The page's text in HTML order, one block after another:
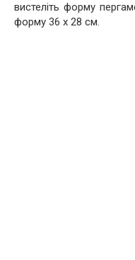
вистеліть форму
форму 36 x 28 см.